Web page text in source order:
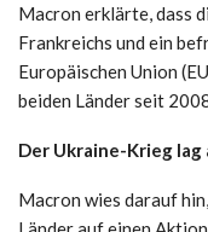
Macron erklärte, dass
Frankreichs und ein
Europäischen Union
beiden Länder seit
Der Ukraine-Krieg lag
Macron wies darauf